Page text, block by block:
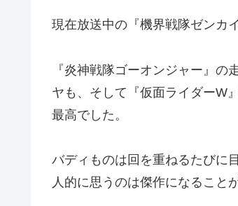
現在放送中の『機界戦隊ゼンカ
『炎神戦隊ゴーオンジャー』
ヤも、そして『仮面ライダーW
最高でした。
バディものは回を重ねるたびに
人的に思うのは傑作になること